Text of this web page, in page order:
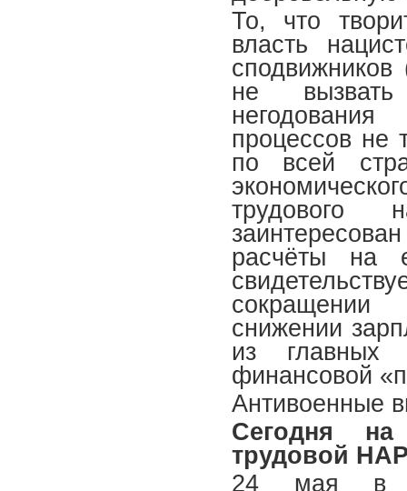
То, что
власть
сподвижников
не
процессов не
по всей
трудового
расчёты на
сокращении
снижении
из главных
финансовой
Антивоенные
Сегодня
трудовой
24 мая в